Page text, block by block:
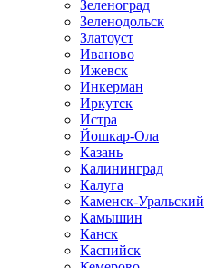
Зеленоград
Зеленодольск
Златоуст
Иваново
Ижевск
Инкерман
Иркутск
Истра
Йошкар-Ола
Казань
Калининград
Калуга
Каменск-Уральский
Камышин
Канск
Каспийск